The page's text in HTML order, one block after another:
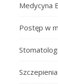
Medycyna
Postęp w
Szczepienia